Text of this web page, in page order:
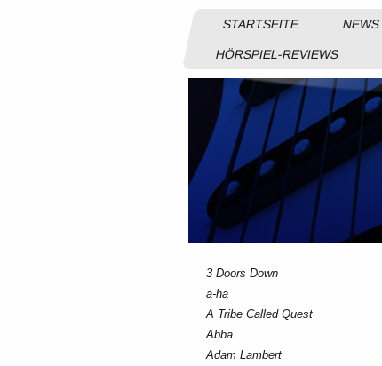
STARTSEITE NEWS
HÖRSPIEL-REVIEWS
3 Doors Down
a-ha
A Tribe Called Quest
Abba
Adam Lambert